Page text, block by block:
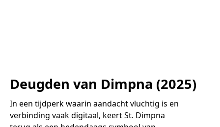
Deugden van Dimpna (2025)
In een tijdperk waarin aandacht vluchtig is en
verbinding vaak digitaal, keert St. Dimpna